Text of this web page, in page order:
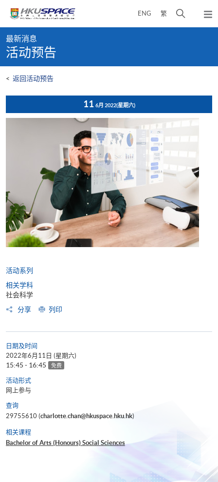
content
ENG 繁
开
弹
出
content
start
最新消息
活动预告
< 返回活动预告
11 6月 2022(星期六)
活动系列
相关学科
社会科学
分享
列印
日期及时间
2022年6月11日 (星期六)
15:45 - 16:45 免费
活动形式
网上参与
查询
29755610 (charlotte.chan@hkuspace.hku.hk)
相关课程
Bachelor of Arts (Honours) Social Sciences